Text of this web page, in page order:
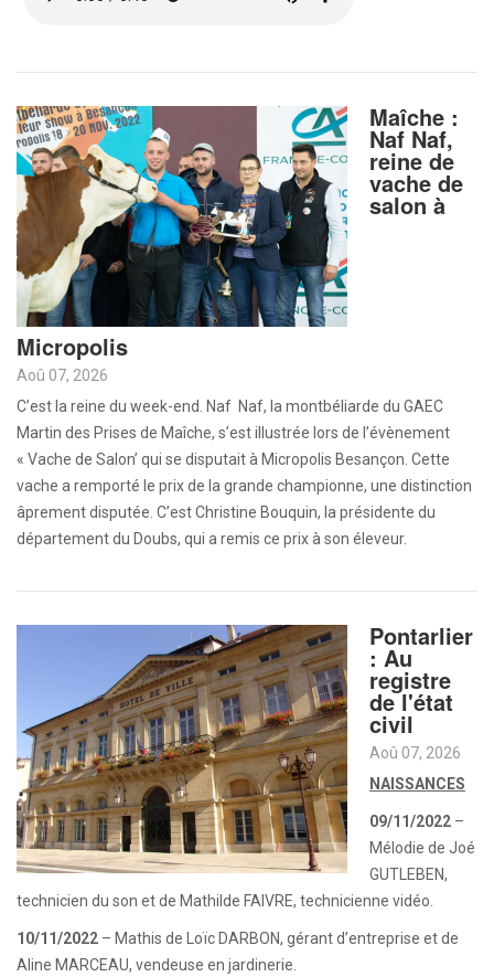
Maîche :
Naf Naf,
reine de
vache de
salon à
Micropolis
Aoû 07, 2026
C’est la reine du week-end. Naf Naf, la montbéliarde du GAEC
Martin des Prises de Maîche, s’est illustrée lors de l’évènement
« Vache de Salon’ qui se disputait à Micropolis Besançon. Cette
vache a remporté le prix de la grande championne, une distinction
âprement disputée. C’est Christine Bouquin, la présidente du
département du Doubs, qui a remis ce prix à son éleveur.
Pontarlier
: Au
registre
de l'état
civil
Aoû 07, 2026
NAISSANCES
09/11/2022 –
Mélodie de Joé
GUTLEBEN,
technicien du son et de Mathilde FAIVRE, technicienne vidéo.
10/11/2022 – Mathis de Loïc DARBON, gérant d’entreprise et de
Aline MARCEAU, vendeuse en jardinerie.